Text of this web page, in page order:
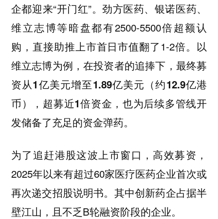
企都迎来“开门红”。劲方医药、银诺医药、
维立志博等暗盘都有2500-5500倍超额认
购，直接助推上市首日市值翻了1-2倍。 以
维立志博为例，在投资者的追捧下，最终募
资从1亿美元增至1.89亿美元（约12.9亿港
币），超募近1倍资金，也为后续多管线开
发储备了充足的资金弹药。
为了追赶港股这波上市窗口，高效募资，
2025年以来有超过60家医疗医药企业首次或
再次递交招股说明书。其中创新药企占据半
壁江山，且不乏B轮融资阶段的企业。